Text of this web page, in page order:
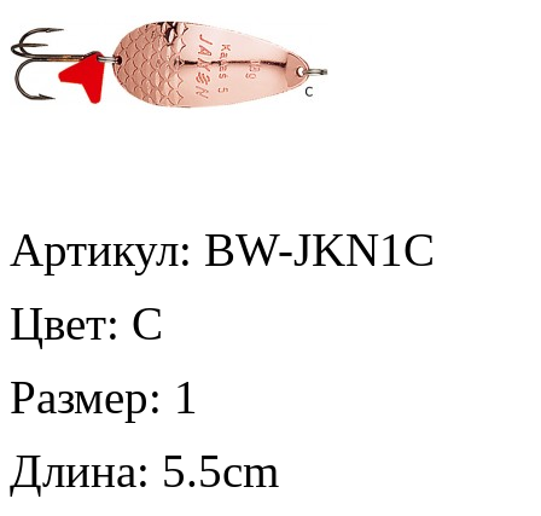
Артикул: BW-JKN1C
Цвет: C
Размер: 1
Длина: 5.5cm